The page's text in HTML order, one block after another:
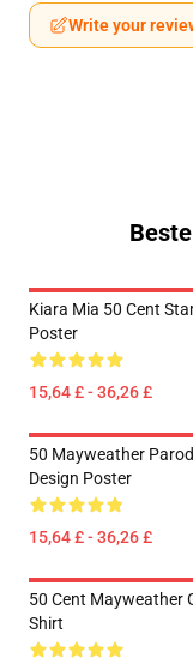
Write your
Kiara Mia 50 Cent
Poster
15,64 £ - 36,26 £
50 Mayweather
Design Poster
15,64 £ - 36,26 £
50 Cent Mayweather
Shirt